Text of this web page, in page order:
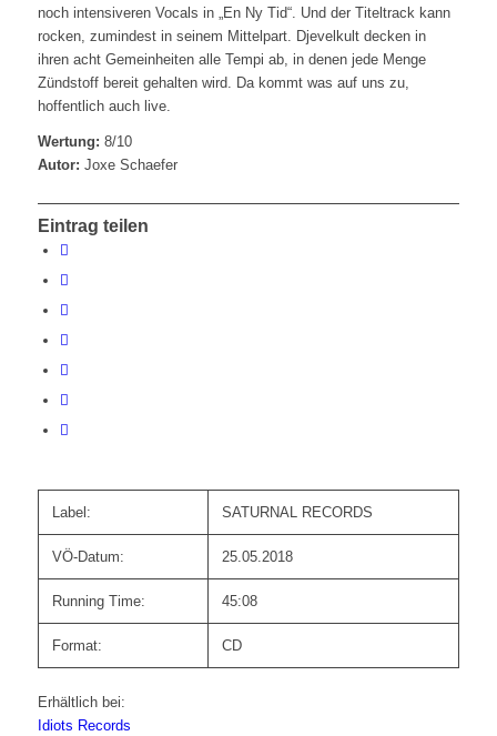
noch intensiveren Vocals in „En Ny Tid“. Und der Titeltrack kann
rocken, zumindest in seinem Mittelpart. Djevelkult decken in
ihren acht Gemeinheiten alle Tempi ab, in denen jede Menge
Zündstoff bereit gehalten wird. Da kommt was auf uns zu,
hoffentlich auch live.
Wertung: 8/10
Autor: Joxe Schaefer
Eintrag teilen
Label: SATURNAL RECORDS
VÖ-Datum: 25.05.2018
Running Time: 45:08
Format: CD
Erhältlich bei:
Idiots Records